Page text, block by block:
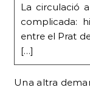
La circulació
complicada:
entre el Prat
[…]
Una altra